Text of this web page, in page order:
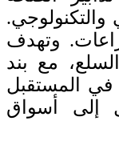
والتكنولوجي.
وتهدف
مع بند
في المستقبل
إلى أسواق